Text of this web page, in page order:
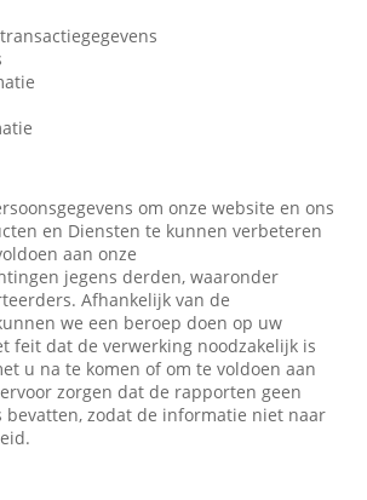
om onze website en ons
en Diensten te kunnen verbeteren
aan onze
jegens derden, waaronder
Afhankelijk van de
we een beroep doen op uw
feit dat de verwerking noodzakelijk is
u na te komen of om te voldoen aan
zorgen dat de rapporten geen
bevatten, zodat de informatie niet naar